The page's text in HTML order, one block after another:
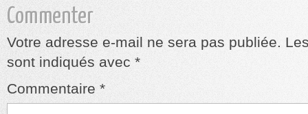
Commenter
Votre adresse e-mail ne sera pas publiée.
sont indiqués avec *
Commentaire *